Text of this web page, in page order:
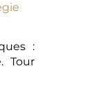
:
Tour